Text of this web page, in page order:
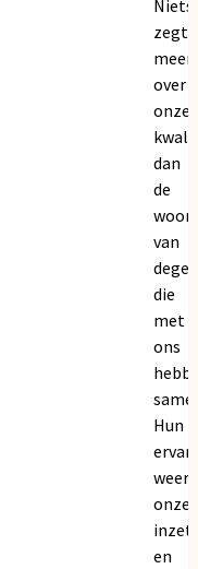
Niets
zegt
meer
over
onze
dan
de
van
die
met
ons
Hun
onze
inzet
en